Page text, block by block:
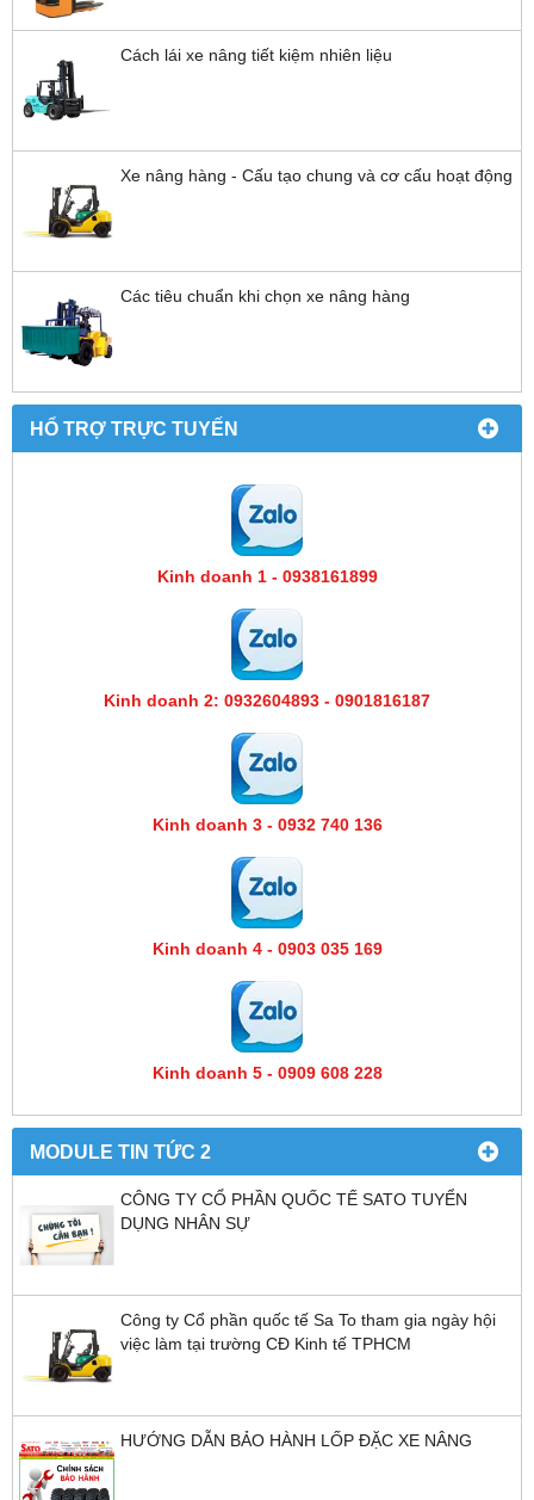
Cách lái xe nâng tiết kiệm nhiên liệu
Xe nâng hàng - Cấu tạo chung và cơ cấu hoạt động
Các tiêu chuẩn khi chọn xe nâng hàng
HỔ TRỢ TRỰC TUYẾN
Kinh doanh 1 - 0938161899
Kinh doanh 2: 0932604893 - 0901816187
Kinh doanh 3 - 0932 740 136
Kinh doanh 4 - 0903 035 169
Kinh doanh 5 - 0909 608 228
MODULE TIN TỨC 2
CÔNG TY CỔ PHẦN QUỐC TẾ SATO TUYỂN
DỤNG NHÂN SỰ
Công ty Cổ phần quốc tế Sa To tham gia ngày hội
việc làm tại trường CĐ Kinh tế TPHCM
HƯỚNG DẪN BẢO HÀNH LỐP ĐẶC XE NÂNG